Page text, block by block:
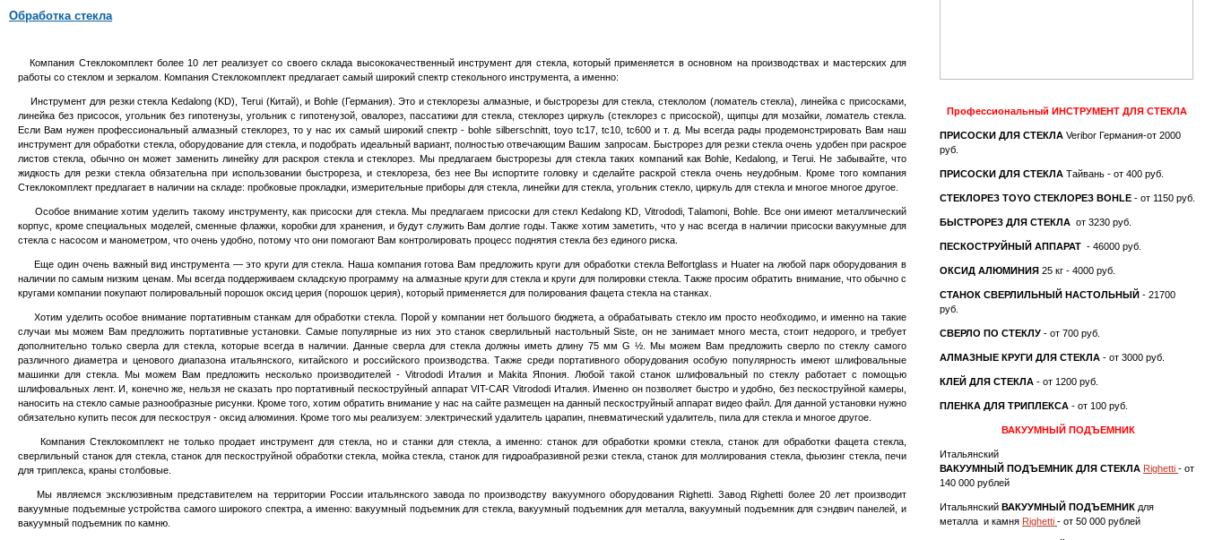
Обработка стекла
Профессиональный ИНСТРУМЕНТ ДЛЯ СТЕКЛА
ПРИСОСКИ ДЛЯ СТЕКЛА Veribor Германия-от 2000
руб.
ПРИСОСКИ ДЛЯ СТЕКЛА Тайвань - от 400 руб.
СТЕКЛОРЕЗ TOYO СТЕКЛОРЕЗ BOHLE - от 1150 руб.
БЫСТРОРЕЗ ДЛЯ СТЕКЛА от 3230 руб.
ПЕСКОСТРУЙНЫЙ АППАРАТ - 46000 руб.
ОКСИД АЛЮМИНИЯ 25 кг - 4000 руб.
СТАНОК СВЕРЛИЛЬНЫЙ НАСТОЛЬНЫЙ - 21700
руб.
СВЕРЛО ПО СТЕКЛУ - от 700 руб.
АЛМАЗНЫЕ КРУГИ ДЛЯ СТЕКЛА - от 3000 руб.
КЛЕЙ ДЛЯ СТЕКЛА - от 1200 руб.
ПЛЕНКА ДЛЯ ТРИПЛЕКСА - от 100 руб.
ВАКУУМНЫЙ ПОДЪЕМНИК
Итальянский
ВАКУУМНЫЙ ПОДЪЕМНИК ДЛЯ СТЕКЛА Righetti - от
140 000 рублей
Итальянский ВАКУУМНЫЙ ПОДЪЕМНИК для
металла и камня Righetti - от 50 000 рублей
Компания Стеклокомплект более 10 лет реализует со своего склада высококачественный инструмент для стекла, который применяется в основном на производствах и мастерских для
работы со стеклом и зеркалом. Компания Стеклокомплект предлагает самый широкий спектр стекольного инструмента, а именно:
Инструмент для резки стекла Kedalong (KD), Terui (Китай), и Bohle (Германия). Это и стеклорезы алмазные, и быстрорезы для стекла, стеклолом (ломатель стекла), линейка с присосками,
линейка без присосок, угольник без гипотенузы, угольник с гипотенузой, овалорез, пассатижи для стекла, стеклорез циркуль (стеклорез с присоской), щипцы для мозайки, ломатель стекла.
Если Вам нужен профессиональный алмазный стеклорез, то у нас их самый широкий спектр - bohle silberschnitt, toyo tc17, tc10, tc600 и т. д. Мы всегда рады продемонстрировать Вам наш
инструмент для обработки стекла, оборудование для стекла, и подобрать идеальный вариант, полностью отвечающим Вашим запросам. Быстрорез для резки стекла очень удобен при раскрое
листов стекла, обычно он может заменить линейку для раскроя стекла и стеклорез. Мы предлагаем быстрорезы для стекла таких компаний какBohle,Kedalong, и Terui. Не забывайте, что
жидкость для резки стекла обязательна при использовании быстрореза, и стеклореза, без нее Вы испортите головку и сделайте раскрой стекла очень неудобным. Кроме того компания
Стеклокомплект предлагает в наличии на складе: пробковые прокладки, измерительные приборы для стекла, линейки для стекла, угольник стекло, циркуль для стекла и многое многое другое.
Особое внимание хотим уделить такому инструменту, как присоски для стекла. Мы предлагаем присоски для стекл Kedalong KD, Vitrododi,Talamoni, Bohle. Все они имеют металлический
корпус, кроме специальных моделей, сменные флажки, коробки для хранения, и будут служить Вам долгие годы. Также хотим заметить, что у нас всегда в наличии присоски вакуумные для
стекла с насосом и манометром, что очень удобно, потому что они помогают Вам контролировать процесс поднятия стекла без единого риска.
Еще один очень важный вид инструмента — это круги для стекла. Наша компания готова Вам предложить круги для обработки стекла Belfortglass и Huater на любой парк оборудования в
наличии по самым низким ценам. Мы всегда поддерживаем складскую программу на алмазные круги для стекла и круги для полировки стекла. Также просим обратить внимание, что обычно с
кругами компании покупают полировальный порошок оксид церия (порошок церия), который применяется для полирования фацета стекла на станках.
Хотим уделить особое внимание портативным станкам для обработки стекла. Порой у компании нет большого бюджета, а обрабатывать стекло им просто необходимо, и именно на такие
случаи мы можем Вам предложить портативные установки. Самые популярные из них это станок сверлильный настольныйSiste, он не занимает много места, стоит недорого, и требует
дополнительно только сверла для стекла, которые всегда в наличии. Данные сверла для стекла должны иметь длину 75 мм G ½. Мы можем Вам предложить сверло по стеклу самого
различного диаметра и ценового диапазона итальянского, китайского и российского производства. Также среди портативного оборудования особую популярность имеют шлифовальные
машинки для стекла. Мы можем Вам предложить несколько производителей -Vitrododi Италия и Makita Япония. Любой такой станок шлифовальный по стеклу работает с помощью
шлифовальных лент. И, конечно же, нельзя не сказать про портативный пескоструйный аппарат VIT-CAR Vitrododi Италия. Именно он позволяет быстро и удобно, без пескоструйной камеры,
наносить на стекло самые разнообразные рисунки. Кроме того, хотим обратить внимание у нас на сайте размещен на данный пескоструйный аппарат видео файл. Для данной установки нужно
обязательно купить песок для пескоструя - оксид алюминия. Кроме того мы реализуем: электрический удалитель царапин, пневматический удалитель, пила для стекла и многое другое.
Компания Стеклокомплект не только продает инструмент для стекла, но и станки для стекла, а именно: станок для обработки кромки стекла, станок для обработки фацета стекла,
сверлильный станок для стекла, станок для пескоструйной обработки стекла, мойка стекла, станок для гидроабразивной резки стекла, станок для моллирования стекла, фьюзинг стекла, печи
для триплекса, краны столбовые.
Мы являемся эксклюзивным представителем на территории России итальянского завода по производству вакуумного оборудования Righetti.ЗаводRighetti более 20 лет производит
вакуумные подъемные устройства самого широкого спектра, а именно:вакуумный подъемник для стекла, вакуумный подъемник для металла, вакуумный подъемник для сэндвич панелей, и
вакуумный подъемник по камню.